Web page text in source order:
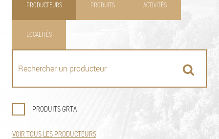
PRODUCTEURS PRODUITS ACTIVITÉS
LOCALITÉS
PRODUITS GRTA
VOIR TOUS LES PRODUCTEURS